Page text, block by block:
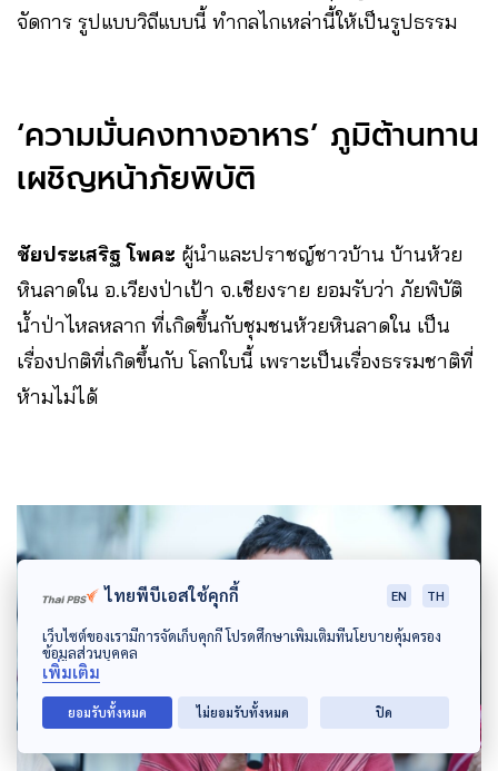
จัดการ รูปแบบวิถีแบบนี้ ทำกลไกเหล่านี้ให้เป็นรูปธรรม
‘ความมั่นคงทางอาหาร’ ภูมิต้านทาน
เผชิญหน้าภัยพิบัติ
ชัยประเสริฐ โพคะ ผู้นำและปราชญ์ชาวบ้าน บ้านห้วย
หินลาดใน อ.เวียงป่าเป้า จ.เชียงราย ยอมรับว่า ภัยพิบัติ
น้ำป่าไหลหลาก ที่เกิดขึ้นกับชุมชนห้วยหินลาดใน เป็น
เรื่องปกติที่เกิดขึ้นกับ โลกใบนี้ เพราะเป็นเรื่องธรรมชาติที่
ห้ามไม่ได้
ไทยพีบีเอสใช้คุกกี้ EN TH
เว็บไซต์ของเรามีการจัดเก็บคุกกี้ โปรดศึกษาเพิ่มเติมที่นโยบายคุ้มครอง
ข้อมูลส่วนบุคคล
เพิ่มเติม
ยอมรับทั้งหมด ไม่ยอมรับทั้งหมด ปิด